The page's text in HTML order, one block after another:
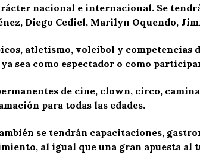
nacional e internacional. Se
Diego Cediel, Marilyn Oquendo,
atletismo, voleibol y competencias
sea como espectador o como
de cine, clown, circo,
para todas las edades.
se tendrán capacitaciones,
al igual que una gran apuesta